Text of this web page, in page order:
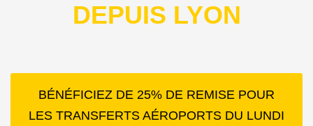
DEPUIS LYON
BÉNÉFICIEZ DE 25% DE REMISE POUR
LES TRANSFERTS AÉROPORTS DU LUNDI